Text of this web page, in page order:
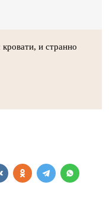
и странно